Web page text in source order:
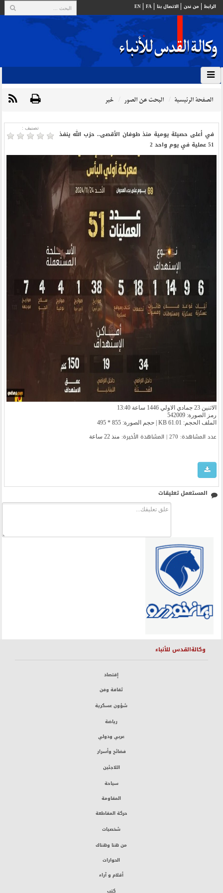
الرابط من نحن الاتصال بنا FA
EN
الصفحة الرئيسية البحث عن الصور خبر
تصنیف :
في أعلى حصيلة يومية منذ طوفان الأقصى.. حزب الله ينفذ
51 عملية في يوم واحد 2
الاثنين 23 جمادي الاولي 1446 ساعة 13:40
رمز الصورة: 542009
الملف الحجم: 61.01 KB | حجم الصورة: 855 * 495
عدد المشاهدة: 270 | المشاهدة الأخیرة: منذ 22 ساعة
المستعمل تعليقات
وكالةالقدس للأنباء
إقتصاد
ثقافة وفن
شؤون عسكرية
رياضة
عربي ودولي
فضائح وأسرار
اللاجئين
سياحة
المقاومة
حركة المقاطعة
شخصيات
من هنا وهناك
الحوارات
أقلام و آراء
كتب